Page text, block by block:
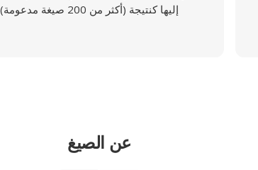
إليها كنتيجة (أكثر من 200 صيغة مدعومة)
عن الصيغ